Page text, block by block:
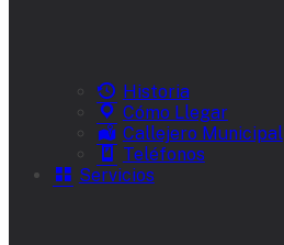
Historia
Cómo Llegar
Callejero Municipal
Teléfonos
Servicios